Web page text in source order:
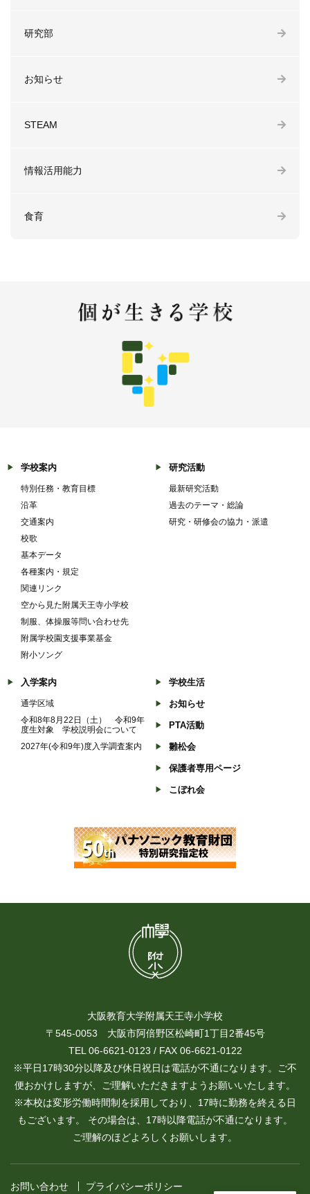
研究部
お知らせ
STEAM
情報活用能力
食育
学校案内
特別任務・教育目標
沿革
交通案内
校歌
基本データ
各種案内・規定
関連リンク
空から見た附属天王寺小学校
制服、体操服等問い合わせ先
附属学校園支援事業基金
附小ソング
研究活動
最新研究活動
過去のテーマ・総論
研究・研修会の協力・派遣
入学案内
通学区域
令和8年8月22日（土） 令和9年
度生対象 学校説明会について
2027年(令和9年)度入学調査案内
学校生活
お知らせ
PTA活動
雛松会
保護者専用ページ
こぼれ会
大阪教育大学附属天王寺小学校
〒545-0053 大阪市阿倍野区松崎町1丁目2番45号
TEL 06-6621-0123 / FAX 06-6621-0122
※平日17時30分以降及び休日祝日は電話が不通になります。ご不
便おかけしますが、ご理解いただきますようお願いいたします。
※本校は変形労働時間制を採用しており、17時に勤務を終える日
もございます。 その場合は、17時以降電話が不通になります。
ご理解のほどよろしくお願いします。
お問い合わせ プライバシーポリシー